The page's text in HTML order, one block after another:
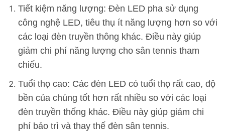
Tiết kiệm năng lượng: Đèn LED pha sử dụng
công nghệ LED, tiêu thụ ít năng lượng hơn so với
các loại đèn truyền thông khác. Điều này giúp
giảm chi phí năng lượng cho sân tennis tham
chiếu.
Tuổi thọ cao: Các đèn LED có tuổi thọ rất cao, độ
bền của chúng tốt hơn rất nhiều so với các loại
đèn truyền thống khác. Điều này giúp giảm chi
phí bảo trì và thay thế đèn sân tennis.